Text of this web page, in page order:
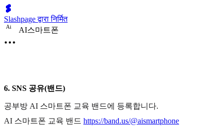
Slashpage द्वारा निर्मित
Ai AI스마트폰
6. SNS 공유(밴드)
공부방 AI 스마트폰 교육 밴드에 등록합니다.
AI 스마트폰 교육 밴드 https://band.us/@aismartphone